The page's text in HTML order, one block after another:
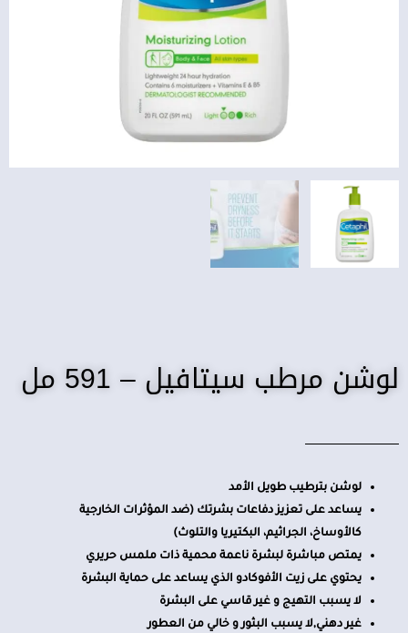
لوشن مرطب سيتافيل – 591 مل
لوشن بترطيب طويل الأمد
يساعد على تعزيز دفاعات بشرتك (ضد المؤثرات الخارجية
كالأوساخ، الجراثيم، البكتيريا والتلوث)
يمتص مباشرة لبشرة ناعمة محمية ذات ملمس حريري
يحتوي على زيت الأفوكادو الذي يساعد على حماية البشرة
لا يسبب التهيج و غير قاسي على البشرة
غير دهني,لا يسبب البثور و خالي من العطور